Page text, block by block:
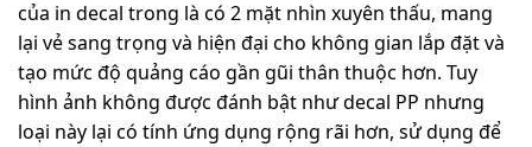
của in decal trong là có 2 mặt nhìn xuyên thấu, mang
lại vẻ sang trọng và hiện đại cho không gian lắp đặt và
tạo mức độ quảng cáo gần gũi thân thuộc hơn. Tuy
hình ảnh không được đánh bật như decal PP nhưng
loại này lại có tính ứng dụng rộng rãi hơn, sử dụng để